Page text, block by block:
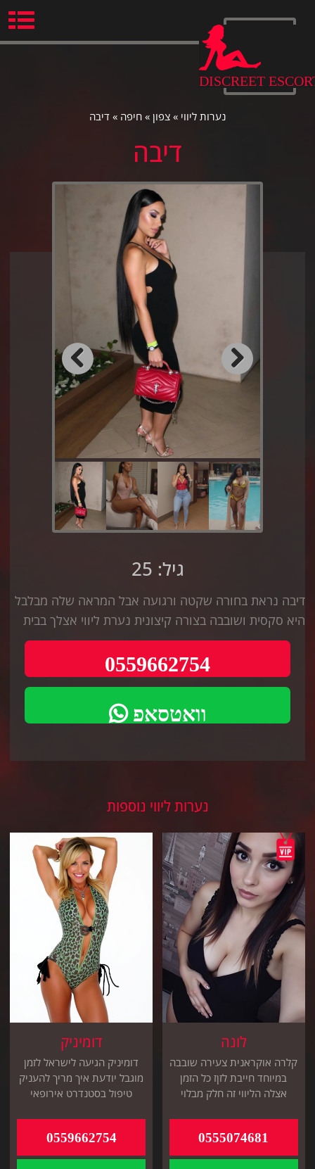
DISCREET
נערות ליווי » צפון » חיפה » דיבה
דיבה
Previous Next
גיל: 25
דיבה נראת בחורה שקטה ורגועה אבל המראה שלה מבלבל
היא סקסית ושובבה בצורה קיצונית נערת ליווי אצלך בבית
0559662754
וואטסאפ
נערות ליווי נוספות
לונה
קלרה אוקראנית צעירה שובבה
במיוחד חייבת לזןז כל הזמן
אצלה הליווי זה חלק מבלוי
0555074681
דומיניק
דומיניק הגיעה לישראל לזמן
מוגבל יודעת איך מריך להעניק
טיפול בסטנדרט אירופאי
0559662754